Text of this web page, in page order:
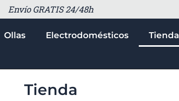
Envío GRATIS 24/48h
Ollas Electrodomésticos Tienda
Tienda